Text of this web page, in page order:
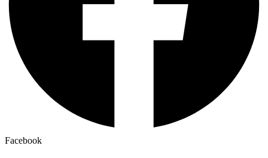
Facebook